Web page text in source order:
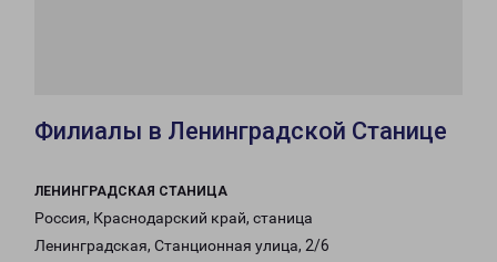
Филиалы в Ленинградской Станице
ЛЕНИНГРАДСКАЯ СТАНИЦА
Россия, Краснодарский край, станица
Ленинградская, Станционная улица, 2/6